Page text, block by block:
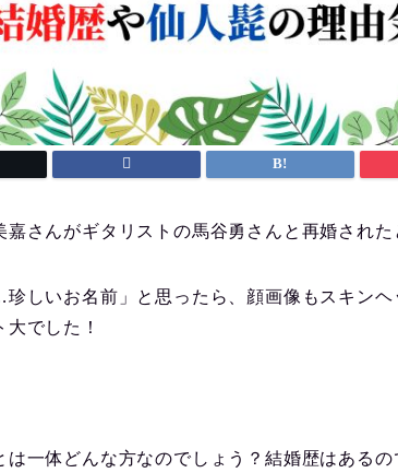
嘉さんがギタリストの馬谷勇さんと再婚された
珍しいお名前」と思ったら、顔画像もスキン
大でした！
は一体どんな方なのでしょう？結婚歴はあるの